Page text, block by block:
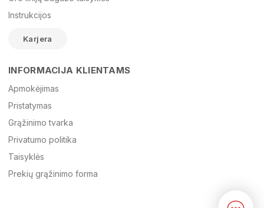
Žinutė
Instrukcijos
Karjera
INFORMACIJA KLIENTAMS
Apmokėjimas
Pristatymas
Grąžinimo tvarka
Privatumo politika
Taisyklės
Prekių grąžinimo forma